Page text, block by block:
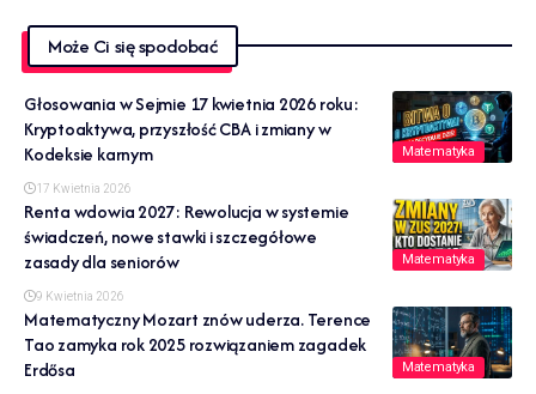
Może Ci się spodobać
Matematyka
Głosowania w Sejmie 17 kwietnia 2026 roku:
Kryptoaktywa, przyszłość CBA i zmiany w
Kodeksie karnym
17 Kwietnia 2026
Matematyka
Renta wdowia 2027: Rewolucja w systemie
świadczeń, nowe stawki i szczegółowe
zasady dla seniorów
9 Kwietnia 2026
Matematyka
Matematyczny Mozart znów uderza. Terence
Tao zamyka rok 2025 rozwiązaniem zagadek
Erdősa